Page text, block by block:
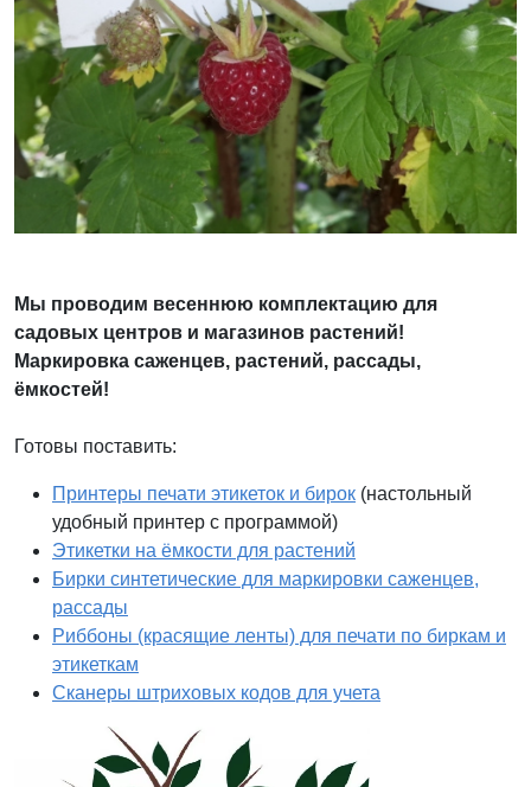
Мы проводим весеннюю комплектацию для
садовых центров и магазинов растений!
Маркировка саженцев, растений, рассады,
ёмкостей!
Готовы поставить:
Принтеры печати этикеток и бирок (настольный
удобный принтер с программой)
Этикетки на ёмкости для растений
Бирки синтетические для маркировки саженцев,
рассады
Риббоны (красящие ленты) для печати по биркам и
этикеткам
Сканеры штриховых кодов для учета